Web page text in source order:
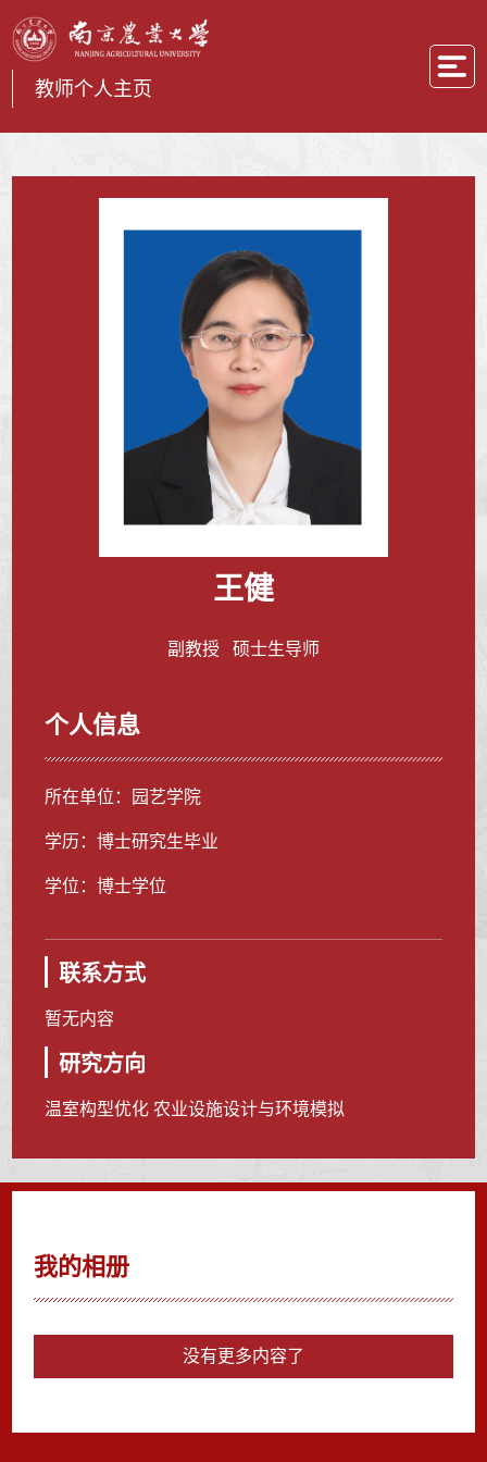
教师个人主页
王健
副教授 硕士生导师
个人信息
所在单位：园艺学院
学历：博士研究生毕业
学位：博士学位
联系方式
暂无内容
研究方向
温室构型优化 农业设施设计与环境模拟
我的相册
没有更多内容了